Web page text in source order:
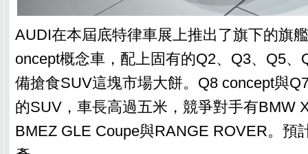
AUDI在本屆底特律車展上推出了旗下的旗
oncept概念車，配上固有的Q2、Q3、Q5、
備搶食SUV這塊市場大餅。Q8 concept與
的SUV，車長高過五米，競爭對手有BMW
BMEZ GLE Coupe與RANGE ROVER。預